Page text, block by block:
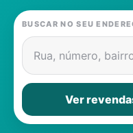
Contatos
BUSCAR NO SEU
Rua, número,
Ver